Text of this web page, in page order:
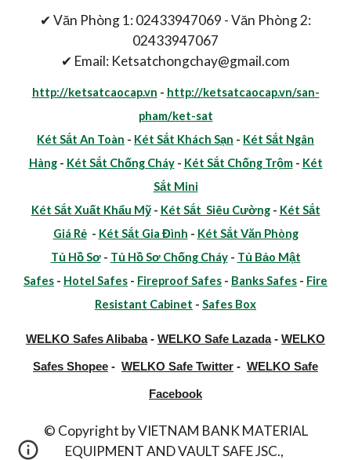
✔ Văn Phòng 1: 02433947069 - Văn Phòng 2:
02433947067
✔ Email: Ketsatchongchay@gmail.com
http://ketsatcaocap.vn - http://ketsatcaocap.vn/san-
pham/ket-sat
Két Sắt An Toàn - Két Sắt Khách Sạn - Két Sắt Ngân
Hàng- Két Sắt Chống Cháy- Két Sắt Chống Trộm- Két
Sắt Mini
Két Sắt Xuất Khẩu Mỹ- Két Sắt Siêu Cường- Két Sắt
Giá Rẻ- Két Sắt Gia Đình - Két Sắt Văn Phòng
Tủ Hồ Sơ- Tủ Hồ Sơ Chống Cháy- Tủ Bảo Mật
Safes - Hotel Safes - Fireproof Safes - Banks Safes - Fire
Resistant Cabinet - Safes Box
WELKO Safes Alibaba- WELKO Safe Lazada- WELKO
Safes Shopee - WELKO Safe Twitter - WELKO Safe
Facebook
© Copyright by VIETNAM BANK MATERIAL
EQUIPMENT AND VAULT SAFE JSC.,